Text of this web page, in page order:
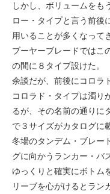
しかし、ボリュームをも
ロー・タイプと言う前後
用いることが多くなって
ブーヤーブレードではこ
の間に８タイプ設けた。
余談だが、前後にコロラ
コロラド・タイプは濁り
るが、その名前の通りに
で３サイズがカタログに
冬場のタンデム・ブレー
グに向かうランカー・バ
ゆっくりと確実にボトム
リーブを心がけるとラン